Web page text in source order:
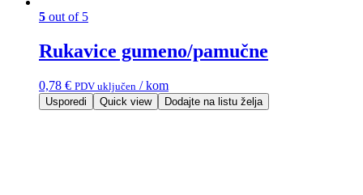
5 out of 5
Rukavice gumeno/pamučne
0,78 € PDV uključen / kom
Usporedi Quick view Dodajte na listu želja